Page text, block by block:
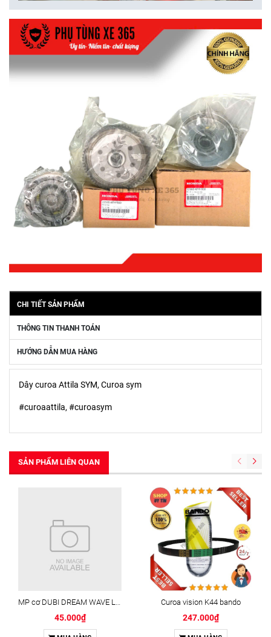
CHI TIẾT SẢN PHẨM
THÔNG TIN THANH TOÁN
HƯỚNG DẪN MUA HÀNG
Dây curoa Attila SYM, Curoa sym
#curoaattila, #curoasym
SẢN PHẨM LIÊN QUAN
MP cơ DUBI DREAM WAVE LÒ XO THẲNG HỘP CAM
45.000₫
Curoa vision K44 bando
247.000₫